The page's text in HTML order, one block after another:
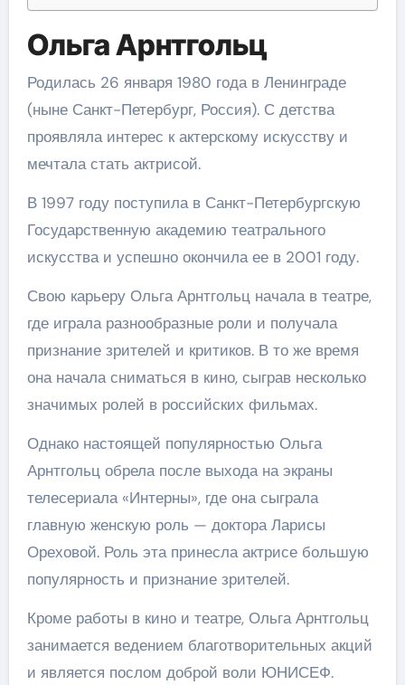
Ольга Арнтгольц
Родилась 26 января 1980 года в Ленинграде
(ныне Санкт-Петербург, Россия). С детства
проявляла интерес к актерскому искусству и
мечтала стать актрисой.
В 1997 году поступила в Санкт-Петербургскую
Государственную академию театрального
искусства и успешно окончила ее в 2001 году.
Свою карьеру Ольга Арнтгольц начала в театре,
где играла разнообразные роли и получала
признание зрителей и критиков. В то же время
она начала сниматься в кино, сыграв несколько
значимых ролей в российских фильмах.
Однако настоящей популярностью Ольга
Арнтгольц обрела после выхода на экраны
телесериала «Интерны», где она сыграла
главную женскую роль — доктора Ларисы
Ореховой. Роль эта принесла актрисе большую
популярность и признание зрителей.
Кроме работы в кино и театре, Ольга Арнтгольц
занимается ведением благотворительных акций
и является послом доброй воли ЮНИСЕФ.